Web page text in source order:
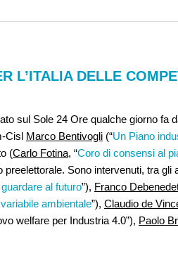
L’ITALIA DELLE
sul Sole 24 Ore qualche giorno fa
Cisl Marco Bentivogli (“Un Piano
(Carlo Fotina, “Coro di consensi al
preelettorale. Sono intervenuti, tra gli
al futuro”), Franco
ambientale”), Claudio de
welfare per Industria 4.0”), Paolo